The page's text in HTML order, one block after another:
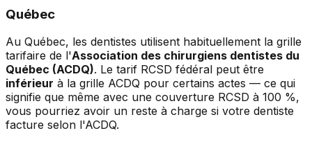
Québec
Au Québec, les dentistes utilisent habituellement la grille
tarifaire de l'Association des chirurgiens dentistes du
Québec (ACDQ). Le tarif RCSD fédéral peut être
inférieur à la grille ACDQ pour certains actes — ce qui
signifie que même avec une couverture RCSD à 100 %,
vous pourriez avoir un reste à charge si votre dentiste
facture selon l'ACDQ.